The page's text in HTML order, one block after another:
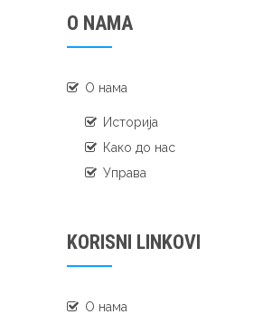
O NAMA
О нама
Историја
Како до нас
Управа
KORISNI LINKOVI
О нама